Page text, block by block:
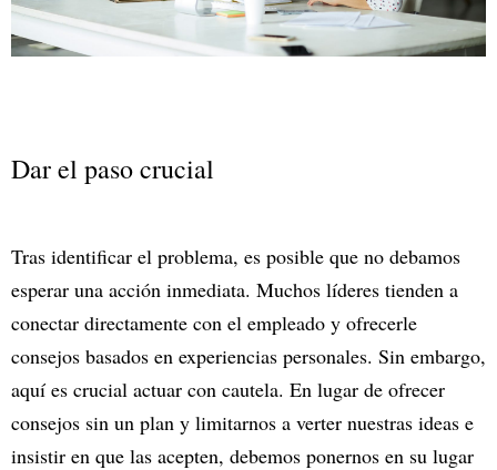
Dar el paso crucial
Tras identificar el problema, es posible que no debamos
esperar una acción inmediata. Muchos líderes tienden a
conectar directamente con el empleado y ofrecerle
consejos basados en experiencias personales. Sin embargo,
aquí es crucial actuar con cautela. En lugar de ofrecer
consejos sin un plan y limitarnos a verter nuestras ideas e
insistir en que las acepten, debemos ponernos en su lugar